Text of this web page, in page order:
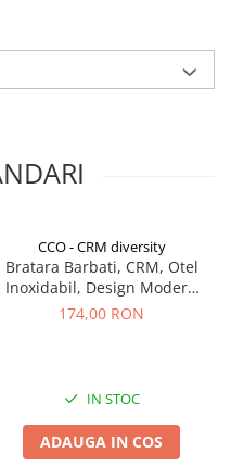
CCO - CRM diversity
Bratara Barbati, CRM, Otel
Inoxidabil, Design Modern
cu Insertii Negre, Inchidere
174,00 RON
IN STOC
ADAUGA IN COS